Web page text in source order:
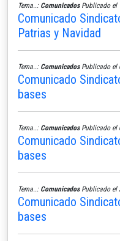
Tema..: ComunicadosPublicado el
Comunicado
Patrias y Navidad
Tema..: ComunicadosPublicado el
Comunicado
bases
Tema..: ComunicadosPublicado el
Comunicado
bases
Tema..: ComunicadosPublicado el
Comunicado
bases